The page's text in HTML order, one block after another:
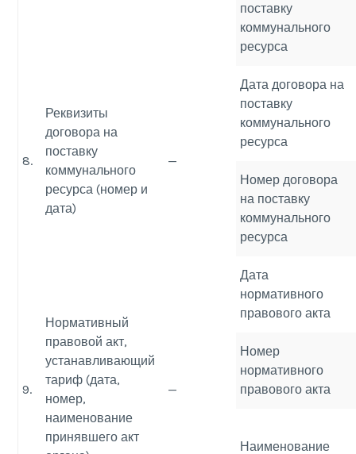
поставку
коммунального
ресурса
8.
Реквизиты
договора на
поставку
коммунального
ресурса (номер и
дата)
—
Дата договора на
поставку
коммунального
ресурса
Номер договора
на поставку
коммунального
ресурса
9.
Нормативный
правовой акт,
устанавливающий
тариф (дата,
номер,
наименование
принявшего акт
—
Дата
нормативного
правового акта
Номер
нормативного
правового акта
Наименование